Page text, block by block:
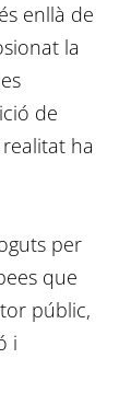
enllà de
la
de
ha
per
que
públic,
i